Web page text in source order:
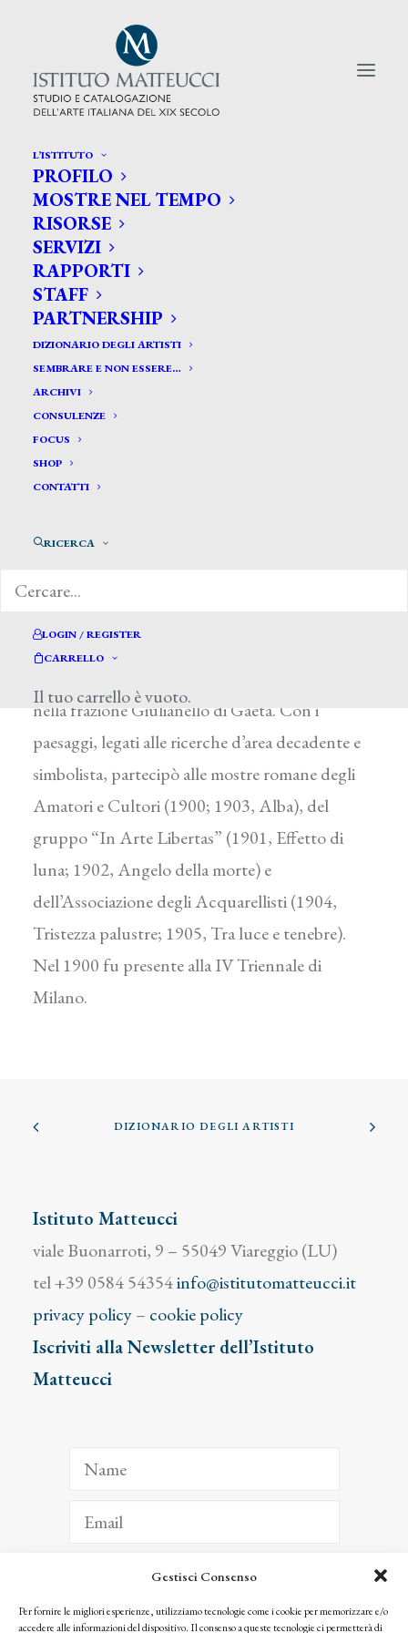
Gestisci Consenso
Per fornire le migliori esperienze, utilizziamo tecnologie come i cookie per memorizzare e/o
accedere alle informazioni del dispositivo. Il consenso a queste tecnologie ci permetterà di
L’ISTITUTO
PROFILO
MOSTRE NEL TEMPO
RISORSE
SERVIZI
RAPPORTI
STAFF
PARTNERSHIP
DIZIONARIO DEGLI ARTISTI
SEMBRARE E NON ESSERE…
ARCHIVI
CONSULENZE
FOCUS
SHOP
CONTATTI
RICERCA
LOGIN / REGISTER
CARRELLO
Il tuo carrello è vuoto.
CERCA TRA GLI ARTISTI:
Search
for:
Lancia Arnaldo *
LANCIA ARNALDO
Studiò all’Accademia di Roma con F. Prosperi,
suoi dipinti si trovano nella parrocchia di
nella frazione Giulianello di Gaeta. Con i
paesaggi, legati alle ricerche d’area decadente e
simbolista, partecipò alle mostre romane degli
Amatori e Cultori (1900; 1903, Alba), del
gruppo “In Arte Libertas” (1901, Effetto di
luna; 1902, Angelo della morte) e
dell’Associazione degli Acquarellisti (1904,
Tristezza palustre; 1905, Tra luce e tenebre).
Nel 1900 fu presente alla IV Triennale di
Milano.
DIZIONARIO DEGLI ARTISTI
Istituto Matteucci
viale Buonarroti, 9 – 55049 Viareggio (LU)
tel +39 0584 54354info@istitutomatteucci.it
privacy policy– cookie policy
Iscriviti alla Newsletter dell’Istituto
Matteucci
ISCRIVITI